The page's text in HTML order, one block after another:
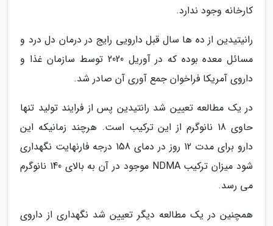
کارخانه وجود ندارد.
رانیتیدین از ده ها سال قبل دارویی رایج در درمان دل درد و
مسائل معده بوده که در آوریل 2020 توسط سازمان غذا و
داروی آمریکا فراخوان جمع آوری آن صادر شد.
در یک مطالعه تعیین شد رانتیدین پس از فرایند تولید تنها
حاوی 18 نانوگرم از این ترکیب است. هرچند زمانیکه این
دارو برای مدت 12 روز در دمای 158 درجه فارنهایت نگهداری
شود میزان ترکیب NDMA موجود در آن به بالای 140 نانوگرم
می رسد.
همچنین در یک مطالعه دیگر تعیین شد نگهداری از داروی